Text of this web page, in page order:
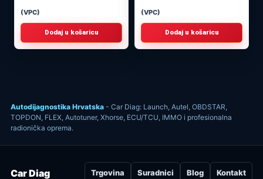
(VPC)
Dodaj u košaricu
(VPC)
Dodaj u košaricu
Autodijagnostika Hrvatska - Car Diag: Launch, Autel, OBDSTAR,
TOPDON, FLEX, Autotuner, Xhorse, ECU/TCU, IMMO i profesionalna
radionička oprema.
Car Diag Trgovina Suradnici Blog Kontakt